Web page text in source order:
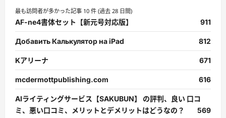
最も訪問者が多かった記事 10 件 (過去 28 日間)
AF-ne4書体セット【新元号対応版】 911
Добавить Калькулятор на iPad 812
Kアリーナ 671
mcdermottpublishing.com 616
AIライティングサービス【SAKUBUN】 の評判、良い 口コ
ミ、悪い口コミ、メリットとデメリットはどうなの？
569